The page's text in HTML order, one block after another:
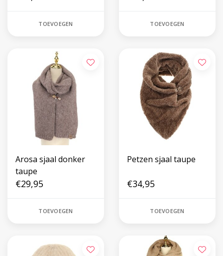
TOEVOEGEN TOEVOEGEN
Arosa sjaal donker
taupe
€29,95
TOEVOEGEN
Petzen sjaal taupe
€34,95
TOEVOEGEN